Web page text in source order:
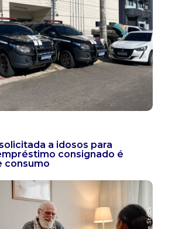
a idosos para
consignado é
consumo